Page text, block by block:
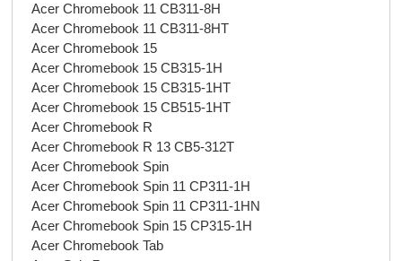
Acer Chromebook 11 CB311-8H
Acer Chromebook 11 CB311-8HT
Acer Chromebook 15
Acer Chromebook 15 CB315-1H
Acer Chromebook 15 CB315-1HT
Acer Chromebook 15 CB515-1HT
Acer Chromebook R
Acer Chromebook R 13 CB5-312T
Acer Chromebook Spin
Acer Chromebook Spin 11 CP311-1H
Acer Chromebook Spin 11 CP311-1HN
Acer Chromebook Spin 15 CP315-1H
Acer Chromebook Tab